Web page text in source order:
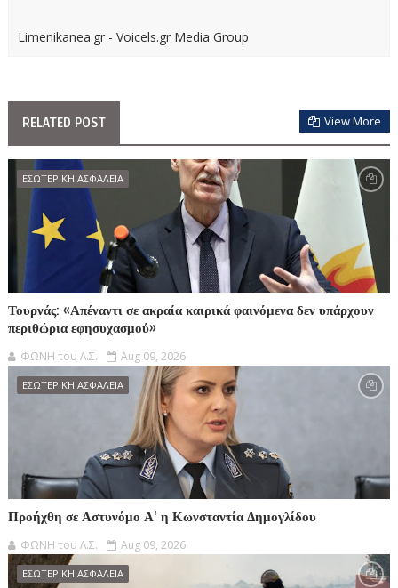
Limenikanea.gr - Voicels.gr Media Group
RELATED POST View More
ΕΣΩΤΕΡΙΚΗ ΑΣΦΑΛΕΙΑ
Τουρνάς: «Απέναντι σε ακραία καιρικά φαινόμενα δεν υπάρχουν
περιθώρια εφησυχασμού»
ΦΩΝΗ του Λ.Σ. Aug 09, 2026
ΕΣΩΤΕΡΙΚΗ ΑΣΦΑΛΕΙΑ
Προήχθη σε Αστυνόμο Α' η Κωνσταντία Δημογλίδου
ΦΩΝΗ του Λ.Σ. Aug 09, 2026
ΕΣΩΤΕΡΙΚΗ ΑΣΦΑΛΕΙΑ